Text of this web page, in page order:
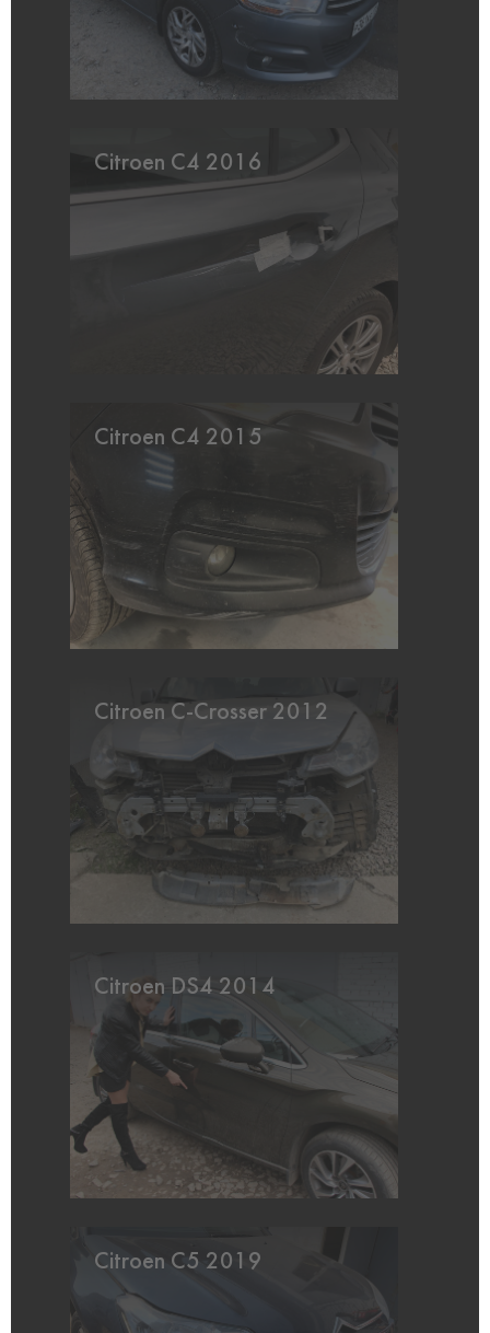
Citroen C4 2016
Citroen C4 2015
Citroen C-Crosser 2012
Citroen DS4 2014
Citroen C5 2019